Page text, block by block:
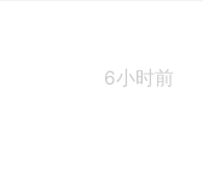
6小时前